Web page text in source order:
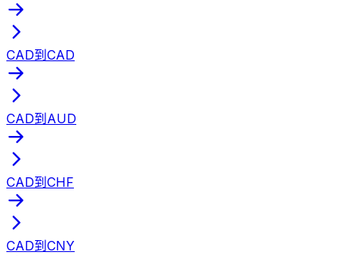
CAD到CAD
CAD到AUD
CAD到CHF
CAD到CNY